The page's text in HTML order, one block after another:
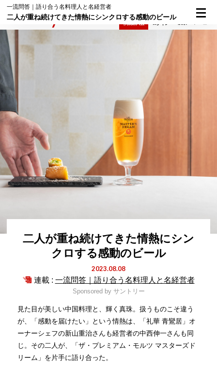
一流問答｜語り合う名料理人と名経営者
二人が重ね続けてきた情熱にシンクロする感動のビール
二人が重ね続けてきた情熱にシン
クロする感動のビール
2023.08.08
連載 : 一流問答｜語り合う名料理人と名経営者
Sponsored by サントリー
見た目が美しい中国料理と、輝く真珠。扱うものこそ違う
が、「感動を届けたい」という情熱は、「礼華 青鸞居」オ
ーナーシェフの新山重治さんも経営者の中西伸一さんも同
じ。その二人が、「ザ・プレミアム・モルツ マスターズド
リーム」を片手に語り合った。